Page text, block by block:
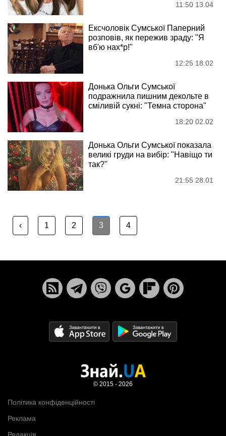
11:50 13.04
Ексчоловік Сумської Паперний
розповів, як пережив зраду: "Я
вб'ю нах*р!"
12:25 18.02
Донька Ольги Сумської
подражнила пишним декольте в
сміливій сукні: "Темна сторона"
18:20 02.02
Донька Ольги Сумської показала
великі груди на вибір: "Навіщо ти
так?"
21:55 28.01
‹ 1 2 3 4
Політика конфіденційності
Реклама
© 2015 - 2026